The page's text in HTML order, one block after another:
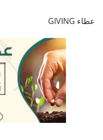
عطاء GIVING